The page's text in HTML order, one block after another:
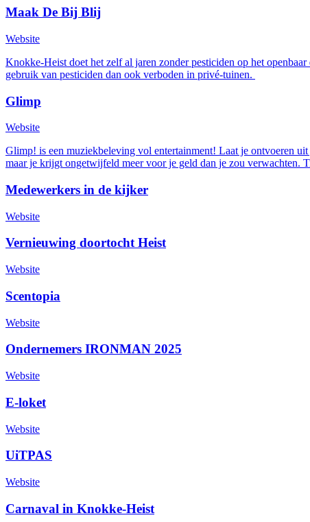
Maak De Bij Blij
Website
Knokke-Heist doet het zelf al jaren zonder pesticiden op het
gebruik van pesticiden dan ook verboden in privé-tuinen.
Glimp
Website
Glimp! is een muziekbeleving vol entertainment! Laat je ontvoeren
maar je krijgt ongetwijfeld meer voor je geld dan je zou verwachten.
Medewerkers in de kijker
Website
Vernieuwing doortocht Heist
Website
Scentopia
Website
Ondernemers IRONMAN 2025
Website
E-loket
Website
UiTPAS
Website
Carnaval in Knokke-Heist